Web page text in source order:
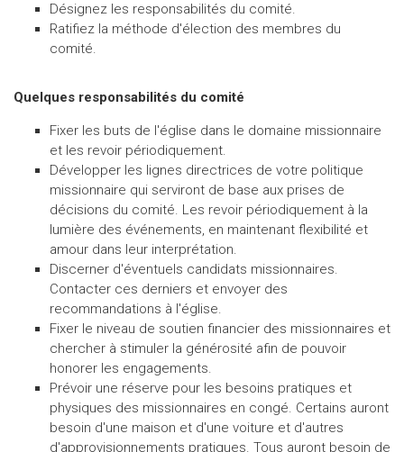
Désignez les responsabilités du comité.
Ratifiez la méthode d'élection des membres du
comité.
Quelques responsabilités du comité
Fixer les buts de l'église dans le domaine missionnaire
et les revoir périodiquement.
Développer les lignes directrices de votre politique
missionnaire qui serviront de base aux prises de
décisions du comité. Les revoir périodiquement à la
lumière des événements, en maintenant flexibilité et
amour dans leur interprétation.
Discerner d'éventuels candidats missionnaires.
Contacter ces derniers et envoyer des
recommandations à l'église.
Fixer le niveau de soutien financier des missionnaires et
chercher à stimuler la générosité afin de pouvoir
honorer les engagements.
Prévoir une réserve pour les besoins pratiques et
physiques des missionnaires en congé. Certains auront
besoin d'une maison et d'une voiture et d'autres
d'approvisionnements pratiques. Tous auront besoin de